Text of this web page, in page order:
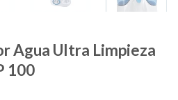
Agua Ultra Limpieza
100